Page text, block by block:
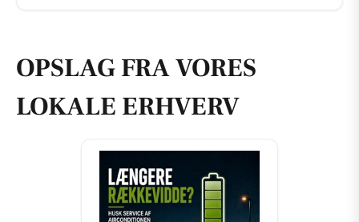
OPSLAG FRA VORES
LOKALE ERHVERV